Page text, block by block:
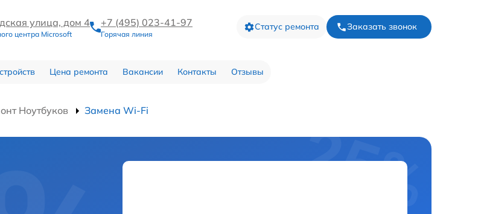
улица, дом 4
центра Microsoft
+7 (495) 023-41-97
Горячая линия
Статус ремонта Заказать звонок
Цена ремонта Вакансии Контакты Отзывы
Ноутбуков Замена Wi-Fi